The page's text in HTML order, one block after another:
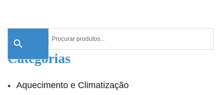
Categorias
Aquecimento e Climatização